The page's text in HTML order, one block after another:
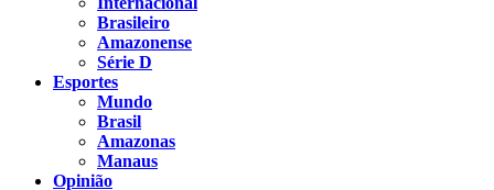
Brasileiro
Amazonense
Série D
Esportes
Mundo
Brasil
Amazonas
Manaus
Opinião